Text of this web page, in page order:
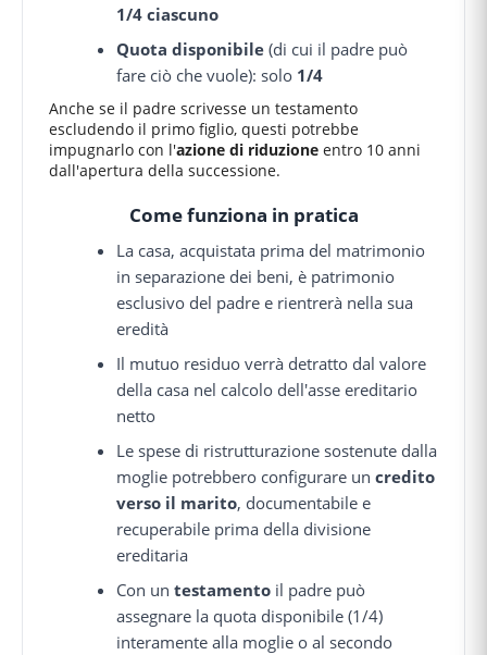
1/4 ciascuno
Quota disponibile (di cui il padre può
fare ciò che vuole): solo 1/4
Anche se il padre scrivesse un testamento
escludendo il primo figlio, questi potrebbe
impugnarlo con l'azione di riduzione entro 10 anni
dall'apertura della successione.
Come funziona in pratica
La casa, acquistata prima del matrimonio
in separazione dei beni, è patrimonio
esclusivo del padre e rientrerà nella sua
eredità
Il mutuo residuo verrà detratto dal valore
della casa nel calcolo dell'asse ereditario
netto
Le spese di ristrutturazione sostenute dalla
moglie potrebbero configurare uncredito
verso il marito, documentabile e
recuperabile prima della divisione
ereditaria
Con untestamento il padre può
assegnare la quota disponibile (1/4)
interamente alla moglie o al secondo